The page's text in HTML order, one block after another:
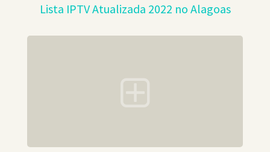
Lista IPTV Atualizada 2022 no Alagoas